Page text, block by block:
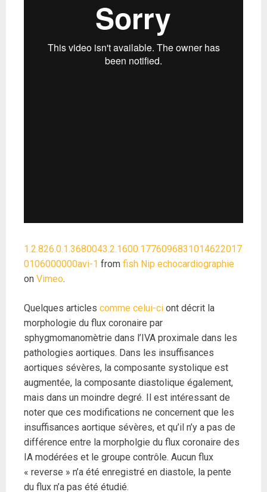
1.2.826.0.1.3680043.2.1600.1776096831014622017
0106000000avi-1 from fish Nip echocardiographie
on Vimeo.
Quelques articles comme celui-ci ont décrit la
morphologie du flux coronaire par
sphygmomanomètrie dans l’IVA proximale dans les
pathologies aortiques. Dans les insuffisances
aortiques sévères, la composante systolique est
augmentée, la composante diastolique également,
mais dans un moindre degré. Il est intéressant de
noter que ces modifications ne concernent que les
insuffisances aortique sévères, et qu’il n’y a pas de
différence entre la morpholgie du flux coronaire des
IA modérées et le groupe contrôle. Aucun flux
« reverse » n’a été enregistré en diastole, la pente
du flux n’a pas été étudié.